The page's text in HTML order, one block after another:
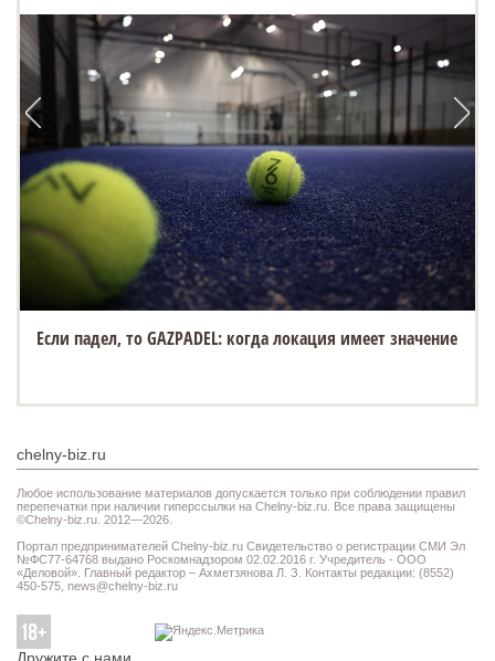
Если падел, то GAZPADEL: когда локация имеет значение
chelny-biz.ru
Любое использование материалов допускается только при соблюдении правил
перепечатки при наличии гиперссылки на Chelny-biz.ru. Все права защищены
©Chelny-biz.ru. 2012—2026.
Портал предпринимателей Chelny-biz.ru Свидетельство о регистрации СМИ Эл
№ФС77-64768 выдано Роскомнадзором 02.02.2016 г. Учредитель - ООО
«Деловой». Главный редактор – Ахметзянова Л. З. Контакты редакции: (8552)
450-575, news@chelny-biz.ru